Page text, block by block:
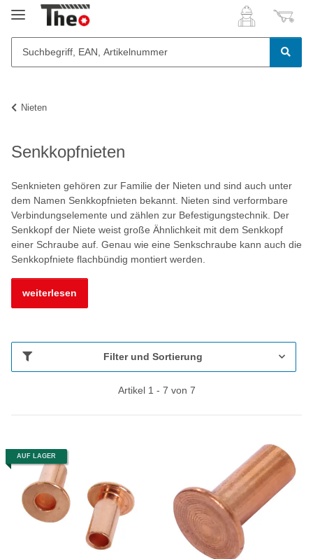
Nieten
Senkkopfnieten
Senknieten gehören zur Familie der Nieten und sind auch unter
dem Namen Senkkopfnieten bekannt. Nieten sind verformbare
Verbindungselemente und zählen zur Befestigungstechnik. Der
Senkkopf der Niete weist große Ähnlichkeit mit dem Senkkopf
einer Schraube auf. Genau wie eine Senkschraube kann auch die
Senkkopfniete flachbündig montiert werden.
weiterlesen
Filter und Sortierung
Artikel 1 - 7 von 7
AUF LAGER